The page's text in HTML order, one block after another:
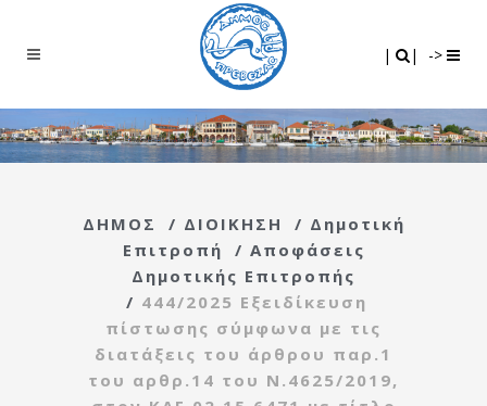
| | ->
ΔΗΜΟΣ / ΔΙΟΙΚΗΣΗ / Δημοτική
Επιτροπή
/ Αποφάσεις
Δημοτικής Επιτροπής
/ 444/2025 Εξειδίκευση
πίστωσης σύμφωνα με τις
διατάξεις του άρθρου παρ.1
του αρθρ.14 του Ν.4625/2019,